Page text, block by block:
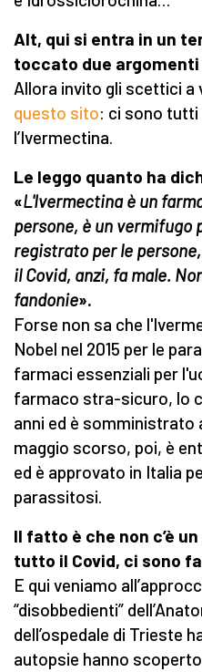
Alt, qui si entra in un
toccato due
Allora invito gli scettici a
questo sito: ci sono tutti
l’Ivermectina.
Le leggo quanto ha
«L'Ivermectina è un
persone, è un vermifugo
registrato per le
il Covid, anzi, fa male.
fandonie».
Forse non sa che
Nobel nel 2015 per le
farmaci essenziali per
farmaco stra-sicuro, lo
anni ed è somministrato
maggio scorso, poi, è
ed è approvato in Italia
parassitosi.
Il fatto è che non c’è
tutto il Covid, ci sono
E qui veniamo
“disobbedienti”
dell’ospedale di Trieste
autopsie hanno